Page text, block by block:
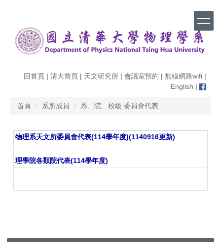
回首頁 | 清大首頁 | 天文研究所 | 會議室預約 | 無線網路wifi |
English |
首頁 系所成員 系、院、校級 委員會代表
物理系天文所委員會代表(114學年度)(1140916更新)
理學院各類院代表(114學年度)